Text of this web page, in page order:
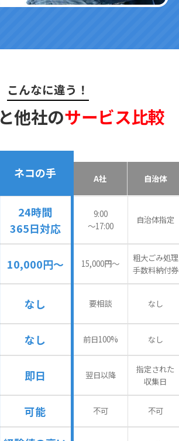
こんなに違う！
と他社のサービス比較
ネコの手 A社 自治体
24時間
365日対応
9:00
〜17:00
自治体指定
10,000円～ 15,000円〜
粗大ごみ処理
手数料納付券
なし 要相談 なし
なし 前日100% なし
即日 翌日以降
指定された
収集日
可能 不可 不可